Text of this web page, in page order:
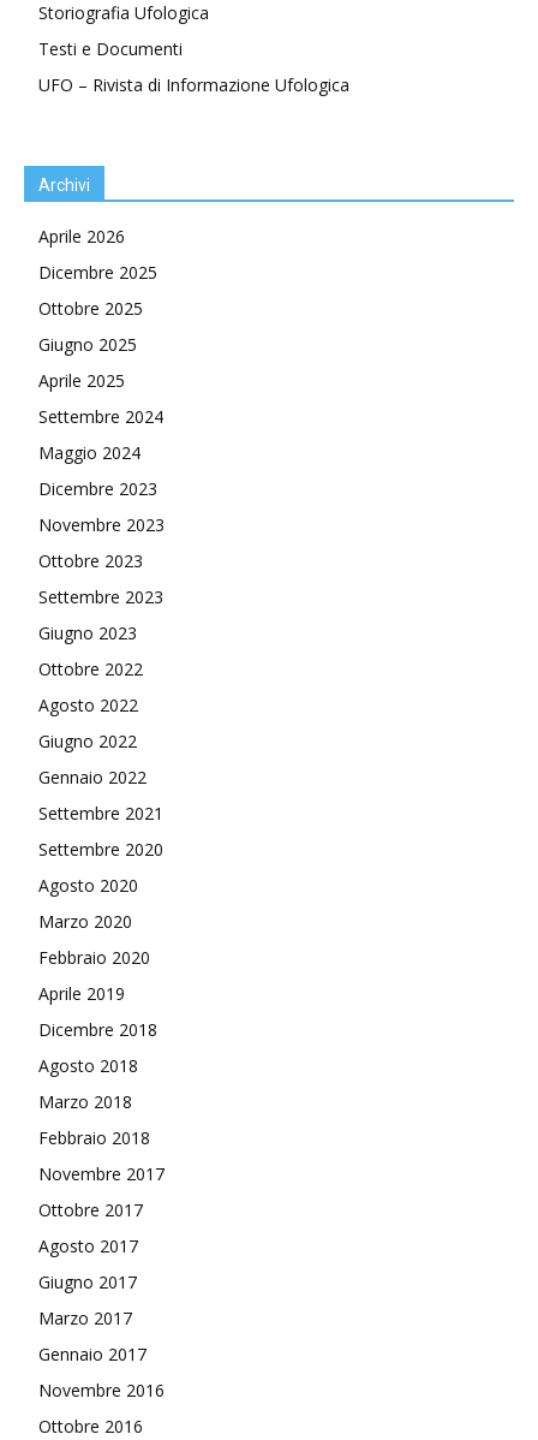
Storiografia Ufologica
Testi e Documenti
UFO – Rivista di Informazione Ufologica
Archivi
Aprile 2026
Dicembre 2025
Ottobre 2025
Giugno 2025
Aprile 2025
Settembre 2024
Maggio 2024
Dicembre 2023
Novembre 2023
Ottobre 2023
Settembre 2023
Giugno 2023
Ottobre 2022
Agosto 2022
Giugno 2022
Gennaio 2022
Settembre 2021
Settembre 2020
Agosto 2020
Marzo 2020
Febbraio 2020
Aprile 2019
Dicembre 2018
Agosto 2018
Marzo 2018
Febbraio 2018
Novembre 2017
Ottobre 2017
Agosto 2017
Giugno 2017
Marzo 2017
Gennaio 2017
Novembre 2016
Ottobre 2016